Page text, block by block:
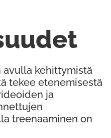
avulla kehittymistä
tekee etenemisestä
ja
treenaaminen on